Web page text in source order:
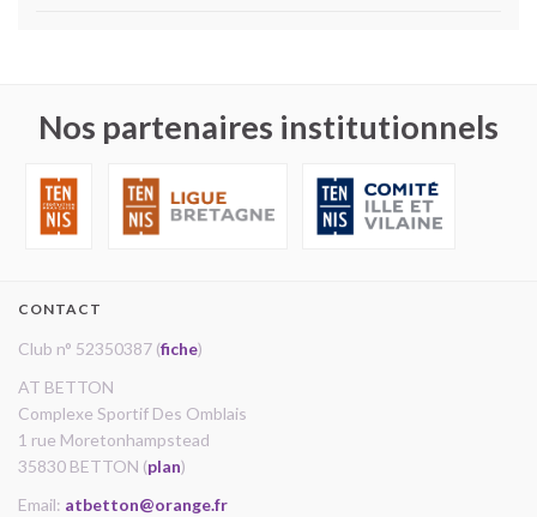
Nos partenaires institutionnels
CONTACT
Club n° 52350387 (fiche)
AT BETTON
Complexe Sportif Des Omblais
1 rue Moretonhampstead
35830 BETTON (plan)
Email: atbetton@orange.fr